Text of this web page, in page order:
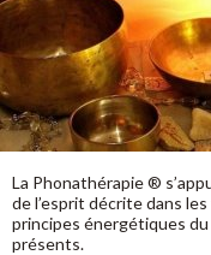
La Phonathérapie®
de l’esprit décrite dans
principes énergétiques
présents.